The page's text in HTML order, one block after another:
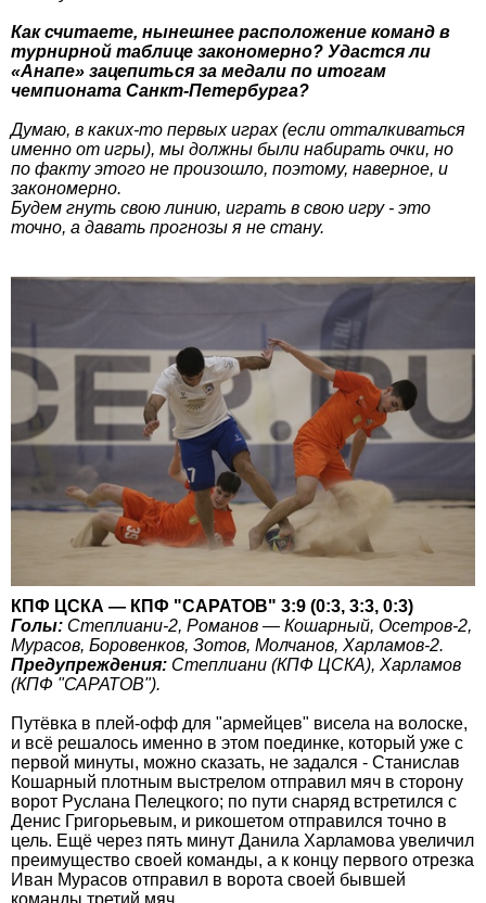
Как считаете, нынешнее расположение команд в
турнирной таблице закономерно? Удастся ли
«Анапе» зацепиться за медали по итогам
чемпионата Санкт-Петербурга?
Думаю, в каких-то первых играх (если отталкиваться
именно от игры), мы должны были набирать очки, но
по факту этого не произошло, поэтому, наверное, и
закономерно.
Будем гнуть свою линию, играть в свою игру - это
точно, а давать прогнозы я не стану.
КПФ ЦСКА — КПФ "САРАТОВ" 3:9 (0:3, 3:3, 0:3)
Голы: Степлиани-2, Романов — Кошарный, Осетров-2,
Мурасов, Боровенков, Зотов, Молчанов, Харламов-2.
Предупреждения: Степлиани (КПФ ЦСКА), Харламов
(КПФ "САРАТОВ").
Путёвка в плей-офф для "армейцев" висела на волоске,
и всё решалось именно в этом поединке, который уже с
первой минуты, можно сказать, не задался - Станислав
Кошарный плотным выстрелом отправил мяч в сторону
ворот Руслана Пелецкого; по пути снаряд встретился с
Денис Григорьевым, и рикошетом отправился точно в
цель. Ещё через пять минут Данила Харламова увеличил
преимущество своей команды, а к концу первого отрезка
Иван Мурасов отправил в ворота своей бывшей
команды третий мяч.